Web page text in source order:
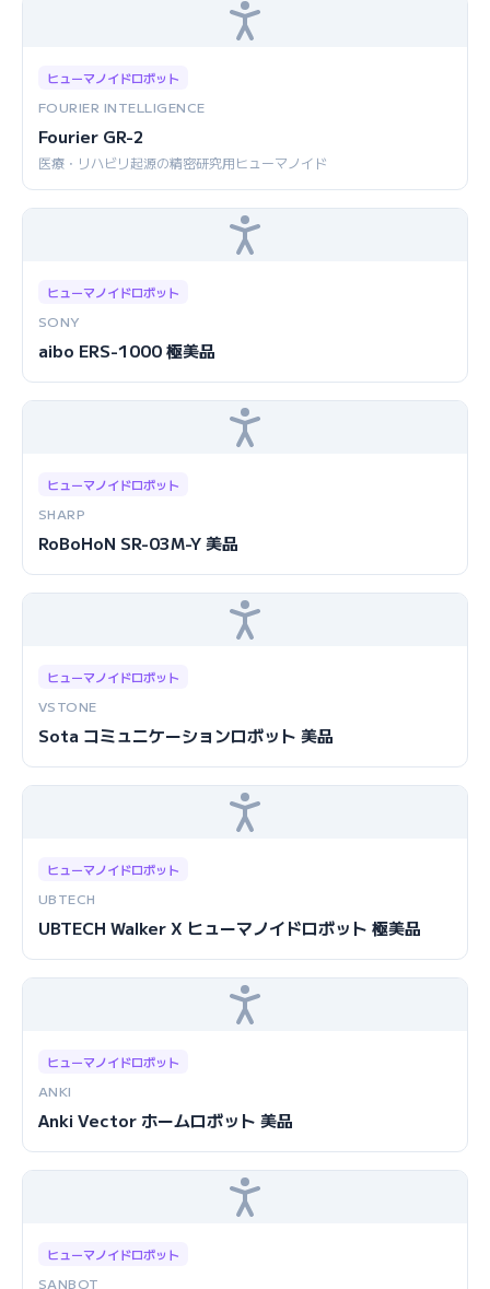
ヒューマノイドロボット
FOURIER INTELLIGENCE
Fourier GR-2
医療・リハビリ起源の精密研究用ヒューマノイド
ヒューマノイドロボット
SONY
aibo ERS-1000 極美品
ヒューマノイドロボット
SHARP
RoBoHoN SR-03M-Y 美品
ヒューマノイドロボット
VSTONE
Sota コミュニケーションロボット 美品
ヒューマノイドロボット
UBTECH
UBTECH Walker X ヒューマノイドロボット 極美品
ヒューマノイドロボット
ANKI
Anki Vector ホームロボット 美品
ヒューマノイドロボット
SANBOT